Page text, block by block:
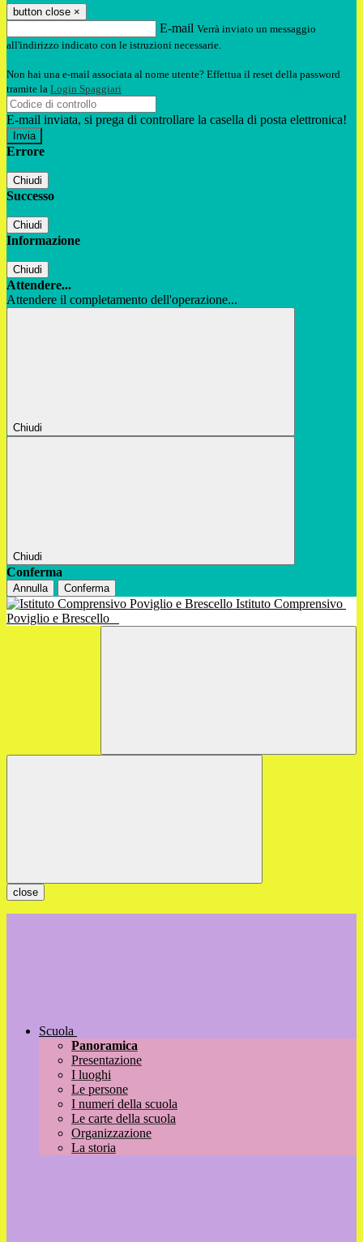
button close ×
E-mail Verrà inviato un messaggio
all'indirizzo indicato con le istruzioni necessarie.
Non hai una e-mail associata al nome utente? Effettua il reset della password
tramite la Login Spaggiari
E-mail inviata, si prega di controllare la casella di posta elettronica!
Errore
Chiudi
Successo
Chiudi
Informazione
Chiudi
Attendere...
Attendere il completamento dell'operazione...
Chiudi
Chiudi
Conferma
Annulla Conferma
Istituto Comprensivo
Poviglio e Brescello
close
Scuola
Panoramica
Presentazione
I luoghi
Le persone
I numeri della scuola
Le carte della scuola
Organizzazione
La storia